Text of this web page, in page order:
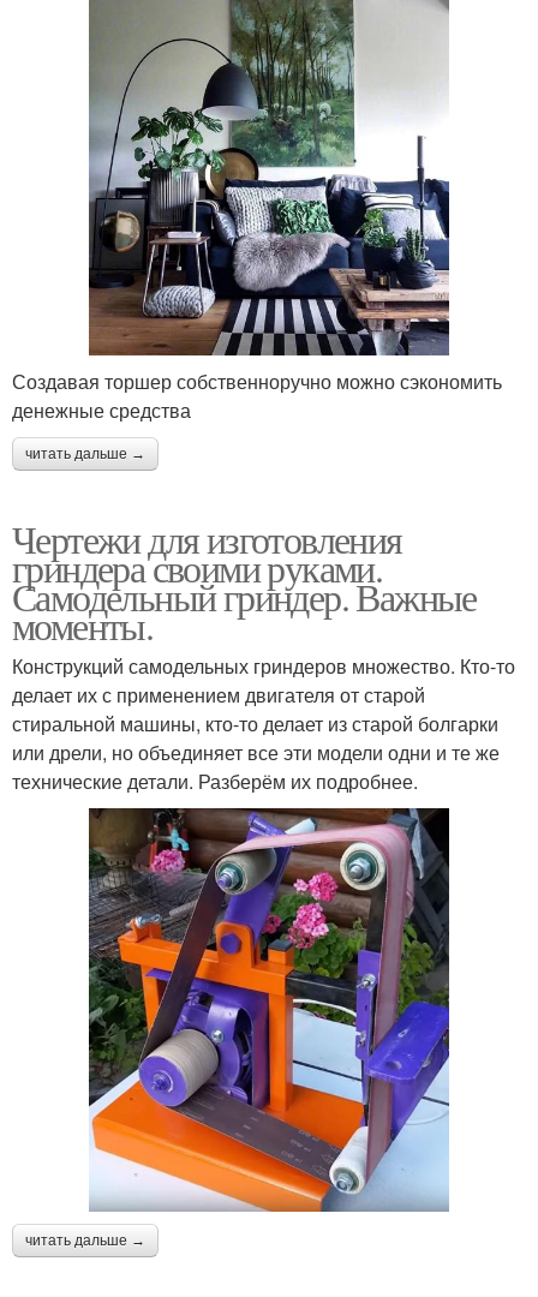
Создавая торшер собственноручно можно сэкономить
денежные средства
читать дальше →
Чертежи для изготовления
гриндера своими руками.
Самодельный гриндер. Важные
моменты.
Конструкций самодельных гриндеров множество. Кто-то
делает их с применением двигателя от старой
стиральной машины, кто-то делает из старой болгарки
или дрели, но объединяет все эти модели одни и те же
технические детали. Разберём их подробнее.
читать дальше →